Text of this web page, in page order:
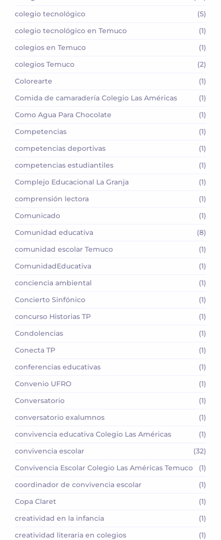
colegio tecnológico
(5)
colegio tecnológico en Temuco
(1)
colegios en Temuco
(1)
colegios Temuco
(2)
Colorearte
(1)
Comida de camaradería Colegio Las Américas
(1)
Como Agua Para Chocolate
(1)
Competencias
(1)
competencias deportivas
(1)
competencias estudiantiles
(1)
Complejo Educacional La Granja
(1)
comprensión lectora
(1)
Comunicado
(1)
Comunidad educativa
(8)
comunidad escolar Temuco
(1)
ComunidadEducativa
(1)
conciencia ambiental
(1)
Concierto Sinfónico
(1)
concurso Historias TP
(1)
Condolencias
(1)
Conecta TP
(1)
conferencias educativas
(1)
Convenio UFRO
(1)
Conversatorio
(1)
conversatorio exalumnos
(1)
convivencia educativa Colegio Las Américas
(1)
convivencia escolar
(32)
Convivencia Escolar Colegio Las Américas Temuco
(1)
coordinador de convivencia escolar
(1)
Copa Claret
(1)
creatividad en la infancia
(1)
creatividad literaria en colegios
(1)